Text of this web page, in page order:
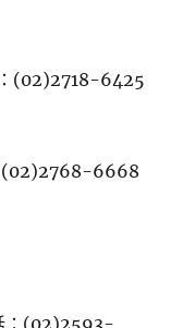
(02)2718-6425
(02)2768-6668
：(02)2593-